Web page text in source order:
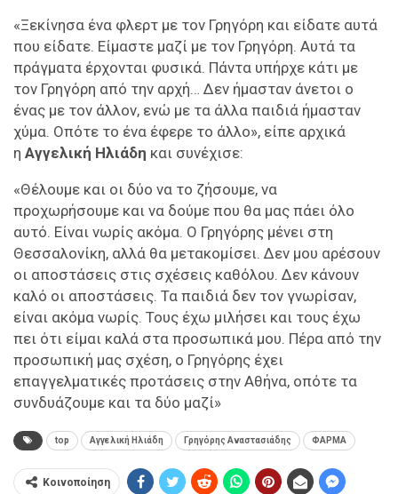
«Ξεκίνησα ένα φλερτ με τον Γρηγόρη και είδατε αυτά
που είδατε. Είμαστε μαζί με τον Γρηγόρη. Αυτά τα
πράγματα έρχονται φυσικά. Πάντα υπήρχε κάτι με
τον Γρηγόρη από την αρχή… Δεν ήμασταν άνετοι ο
ένας με τον άλλον, ενώ με τα άλλα παιδιά ήμασταν
χύμα. Οπότε το ένα έφερε το άλλο», είπε αρχικά
η Αγγελική Ηλιάδη και συνέχισε:
«Θέλουμε και οι δύο να το ζήσουμε, να
προχωρήσουμε και να δούμε που θα μας πάει όλο
αυτό. Είναι νωρίς ακόμα. Ο Γρηγόρης μένει στη
Θεσσαλονίκη, αλλά θα μετακομίσει. Δεν μου αρέσουν
οι αποστάσεις στις σχέσεις καθόλου. Δεν κάνουν
καλό οι αποστάσεις. Τα παιδιά δεν τον γνωρίσαν,
είναι ακόμα νωρίς. Τους έχω μιλήσει και τους έχω
πει ότι είμαι καλά στα προσωπικά μου. Πέρα από την
προσωπική μας σχέση, ο Γρηγόρης έχει
επαγγελματικές προτάσεις στην Αθήνα, οπότε τα
συνδυάζουμε και τα δύο μαζί»
top Αγγελική Ηλιάδη Γρηγόρης Αναστασιάδης ΦΑΡΜΑ
Κοινοποίηση